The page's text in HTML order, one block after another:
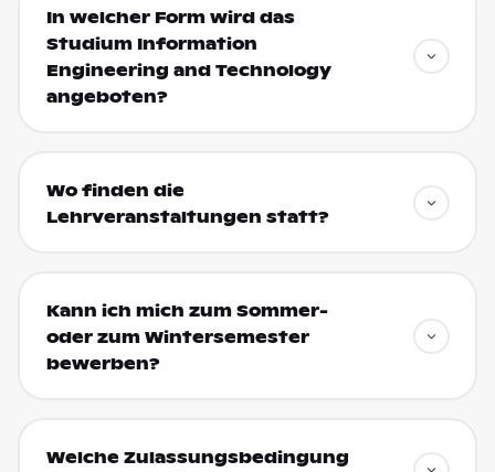
In welcher Form wird das
Studium Information
Engineering and Technology
angeboten?
Wo finden die
Lehrveranstaltungen statt?
Kann ich mich zum Sommer-
oder zum Wintersemester
bewerben?
Welche Zulassungsbedingung